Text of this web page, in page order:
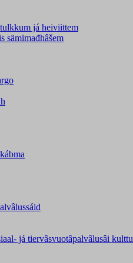
já heiviittem
sämimađhâšem
já tiervâsvuotâpalvâlusâi